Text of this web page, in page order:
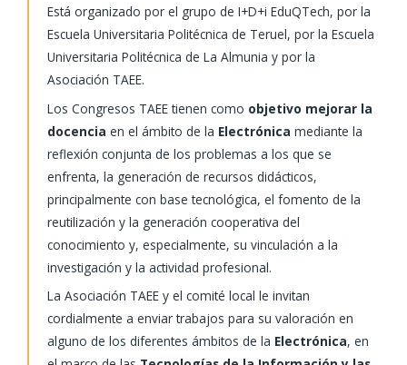
Está organizado por el grupo de I+D+i EduQTech, por la
Escuela Universitaria Politécnica de Teruel, por la Escuela
Universitaria Politécnica de La Almunia y por la
Asociación TAEE.
Los Congresos TAEE tienen como objetivo mejorar la
docencia en el ámbito de la Electrónica mediante la
reflexión conjunta de los problemas a los que se
enfrenta, la generación de recursos didácticos,
principalmente con base tecnológica, el fomento de la
reutilización y la generación cooperativa del
conocimiento y, especialmente, su vinculación a la
investigación y la actividad profesional.
La Asociación TAEE y el comité local le invitan
cordialmente a enviar trabajos para su valoración en
alguno de los diferentes ámbitos de la Electrónica, en